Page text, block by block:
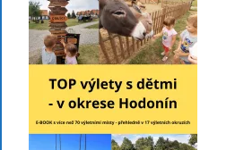
akcí
necestovní
blog